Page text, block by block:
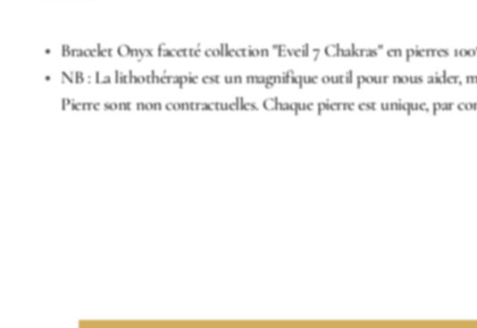
Bracelet Onyx facetté collection "Eveil 7 Chakras" en pierres
NB : La lithothérapie est un magnifique outil pour nous aider,
Pierre sont non contractuelles. Chaque pierre est unique, par